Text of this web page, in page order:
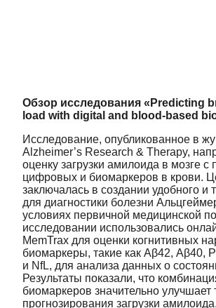
Обзор исследования «Predicting
load with digital and blood-based
Исследование, опубликованное в
Alzheimer’s Research & Therapy,
оценку загрузки амилоида в мозге
цифровых и биомаркеров в крови.
заключалась в создании удобного и
для диагностики болезни
условиях первичной медицинской
исследовании использовались
MemTrax для оценки когнитивных
биомаркеры, такие как Aβ42, Aβ40,
и NfL, для анализа данных о
Результаты показали, что
биомаркеров значительно улучшает
прогнозирования загрузки